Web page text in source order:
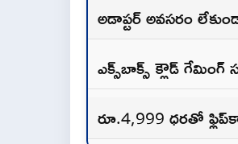
అడాప్టర్ అవసరం
ఎక్స్‌బాక్స్ క్లౌడ్
రూ.4,999 ధరతో